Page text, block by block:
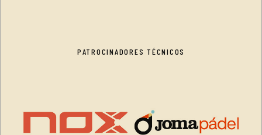
PATROCINADORES TÉCNICOS